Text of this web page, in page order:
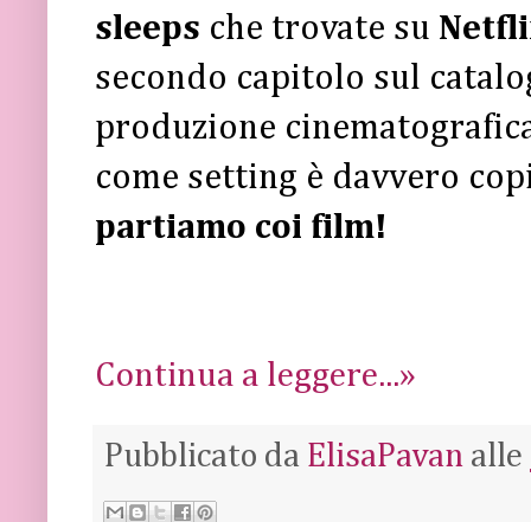
sleeps che trovate su
secondo capitolo sul
produzione
come setting è davvero
partiamo coi film!
Continua a leggere...»
Pubblicato da ElisaPavan alle